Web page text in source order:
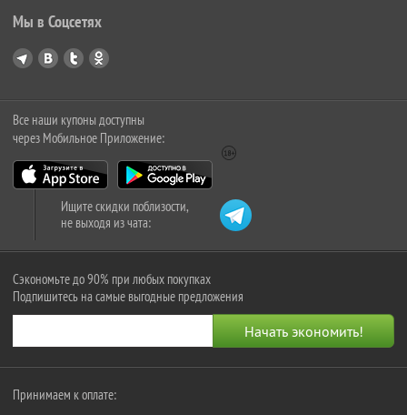
Мы в Соцсетях
Все наши купоны доступны
через Мобильное Приложение:
Ищите скидки поблизости,
не выходя из чата:
Сэкономьте до 90% при любых покупках
Подпишитесь на самые выгодные предложения
Принимаем к оплате: